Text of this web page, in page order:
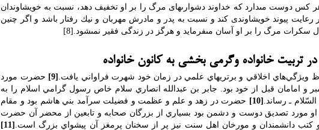
كس دوست مى‏دارد كه خداوند دشوارى‏هاى مرگ را بر او تخفيف دهد، نسبت به‏ خويشاوندان‏
رعايت پيوند خويشاوندى كند و نسبت به پدر و مادرش مهربان و نيك رفتار باشد و اگر چنين
سكرات مرگ را بر او آسان مى‏فرمايد و هرگز در زندگى فقير نمى‏شود.[8]
ويژگي‌هاي اخلاقي و برتريهاي علمي در زمان خود شهرت فراواني يافت. [9]
حضرت مورد
و امامان قبل از خود بود. جابر بن عبدالله انصاري سلام خاص رسول گرامي اسلام را به
السّلام ـ رساند. [10]
حضرت در زهد و علم و عظمت و فضيلت سرآمد بني هاشم بود و مقام
او مورد تصديق دوست و دشمن بود بسياري از بزرگان صحابه و تابعين از محضر آن حضرت
دانشمندان و مورخان اهل سنت نيز پر از سخنان پرمغز آن پيشواي بزرگ است. [11]